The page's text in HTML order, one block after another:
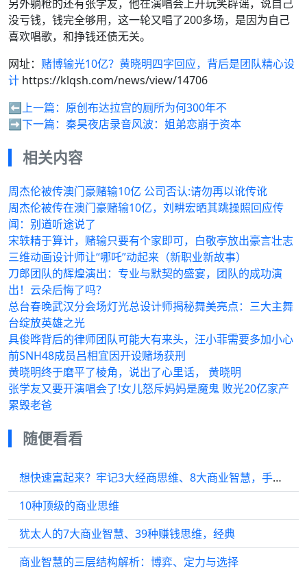
另外躺枪的还有张学友，他在演唱会上开玩笑辟谣，说自己
没亏钱，钱完全够用，这一轮又唱了200多场，是因为自己
喜欢唱歌，和挣钱还债无关。
网址： 赌博输光10亿？黄晓明四字回应，背后是团队精心设
计 https://klqsh.com/news/view/14706
⬅️上一篇： 原创布达拉宫的厕所为何300年不
➡️下一篇： 秦昊夜店录音风波：姐弟恋崩于资本
相关内容
周杰伦被传澳门豪赌输10亿 公司否认:请勿再以讹传讹
周杰伦被传在澳门豪赌输10亿，刘畊宏晒其跳操照回应传
闻：别道听途说了
宋轶精于算计，赌输只要有个家即可，白敬亭放出豪言壮志
三维动画设计师让“哪吒”动起来（新职业新故事）
刀郎团队的辉煌演出：专业与默契的盛宴，团队的成功演
出！云朵后悔了吗？
总台春晚武汉分会场灯光总设计师揭秘舞美亮点：三大主舞
台绽放英雄之光
具俊晔背后的律师团队可能大有来头，汪小菲需要多加小心
前SNH48成员吕相宜因开设赌场获刑
黄晓明终于磨平了棱角，说出了心里话， 黄晓明
张学友又要开演唱会了!女儿怒斥妈妈是魔鬼 败光20亿家产
累毁老爸
随便看看
想快速富起来？牢记3大经商思维、8大商业智慧，手把手教你捞金
10种顶级的商业思维
犹太人的7大商业智慧、39种赚钱思维，经典
商业智慧的三层结构解析：博弈、定力与选择